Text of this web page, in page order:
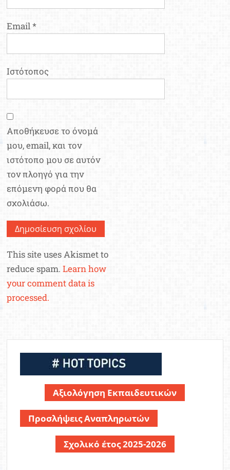
Email*
Ιστότοπος
Αποθήκευσε το όνομά
μου, email, και τον
ιστότοπο μου σε αυτόν
τον πλοηγό για την
επόμενη φορά που θα
σχολιάσω.
This site uses Akismet to
reduce spam.Learn how
your comment data is
processed.
Αξιολόγηση Εκπαιδευτικών
Προσλήψεις Αναπληρωτών
Σχολικό έτος 2025-2026